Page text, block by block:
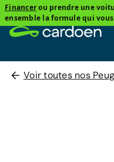
Financerou prendre une
ensemble la formule qui
Voir toutes nos